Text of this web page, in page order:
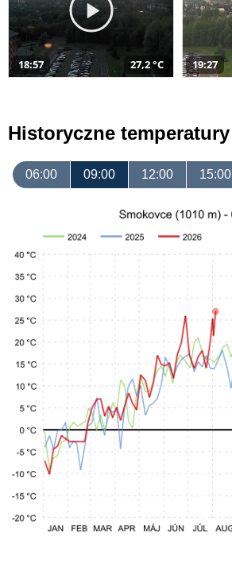
18:57 27,2 °C 19:27
Historyczne temperatury
06:00 09:00 12:00 15:00